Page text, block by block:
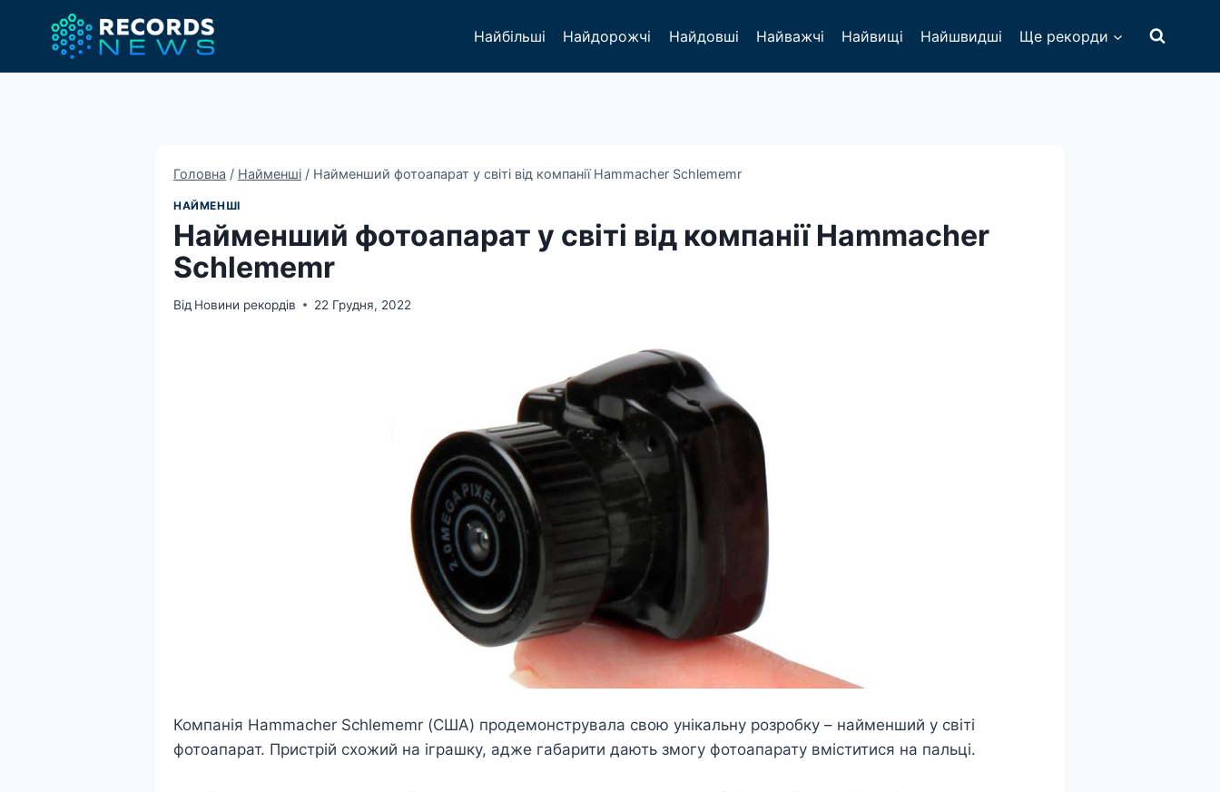
Найбільші Найдорожчі Найдовші Найважчі Найвищі Найшвидші Ще рекорди
Головна / Найменші / Найменший фотоапарат у світі від компанії Hammacher Schlememr
НАЙМЕНШІ
Найменший фотоапарат у світі від компанії Hammacher
Schlememr
Від Новини рекордів 22 Грудня, 2022
Компанія Hammacher Schlememr (США) продемонструвала свою унікальну розробку – найменший у світі
фотоапарат. Пристрій схожий на іграшку, адже габарити дають змогу фотоапарату вміститися на пальці.